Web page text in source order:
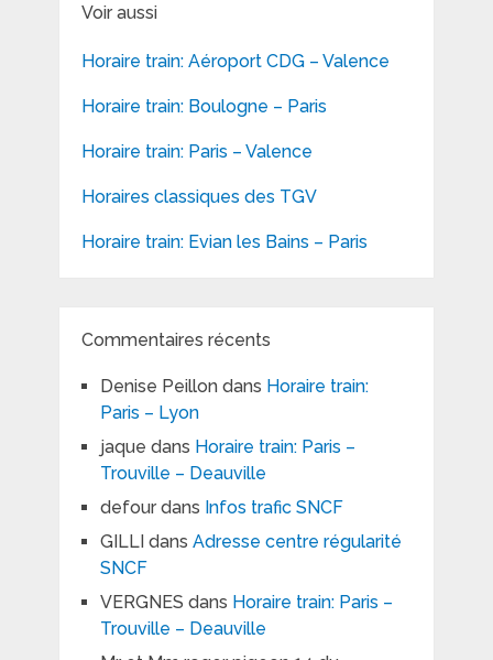
Voir aussi
Horaire train: Aéroport CDG – Valence
Horaire train: Boulogne – Paris
Horaire train: Paris – Valence
Horaires classiques des TGV
Horaire train: Evian les Bains – Paris
Commentaires récents
Denise Peillondans Horaire train:
Paris – Lyon
jaque dans Horaire train: Paris –
Trouville – Deauville
defourdans Infos trafic SNCF
GILLI dans Adresse centre régularité
SNCF
VERGNES dans Horaire train: Paris –
Trouville – Deauville